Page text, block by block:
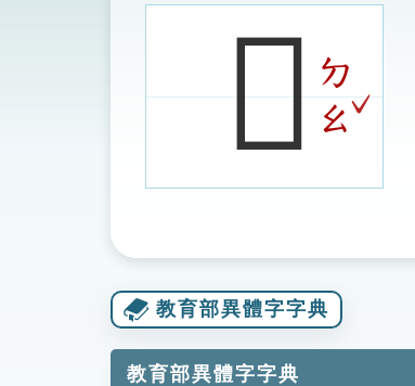
圖
𥙤ㄉ
ㄠ
ˇ
教育部異體字字典
教育部異體字字典